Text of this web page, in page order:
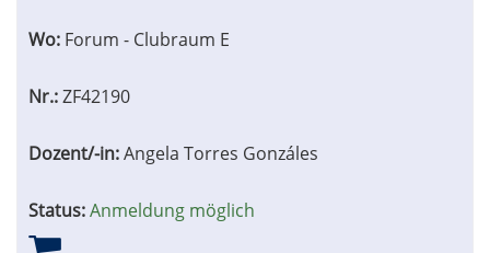
Wo: Forum - Clubraum E
Nr.:ZF42190
Dozent/-in:Angela Torres Gonzáles
Status:Anmeldung möglich